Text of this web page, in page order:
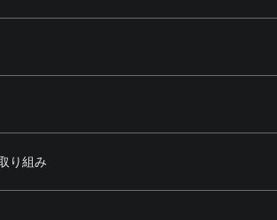
り組み